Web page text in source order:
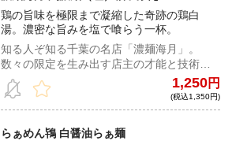
鶏の旨味を極限まで凝縮した奇跡の鶏白
湯。濃密な旨みを塩で喰らう一杯。
知る人ぞ知る千葉の名店「濃麺海月」。
数々の限定を生み出す店主の才能と技術は
業界随一。宅麺でも高い人気を誇る鶏濃麺
（醤油）の塩ver.をついに販売開始！塩だか
らこそ際立つ鶏の旨みを味わい尽くせ。
1,250円
(税込1,350円)
らぁめん鴇 白醤油らぁ麺